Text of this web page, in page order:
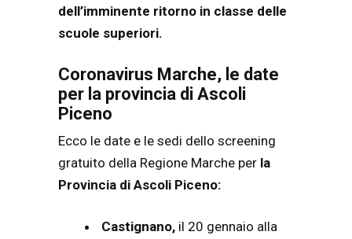
dell’imminente ritorno in classe delle
scuole superiori.
Coronavirus Marche, le date
per la provincia di Ascoli
Piceno
Ecco le date e le sedi dello screening
gratuito della Regione Marche per la
Provincia di Ascoli Piceno:
Castignano, il 20 gennaio alla